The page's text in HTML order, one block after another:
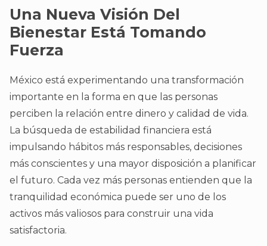
Una Nueva Visión Del
Bienestar Está Tomando
Fuerza
México está experimentando una transformación
importante en la forma en que las personas
perciben la relación entre dinero y calidad de vida.
La búsqueda de estabilidad financiera está
impulsando hábitos más responsables, decisiones
más conscientes y una mayor disposición a planificar
el futuro. Cada vez más personas entienden que la
tranquilidad económica puede ser uno de los
activos más valiosos para construir una vida
satisfactoria.